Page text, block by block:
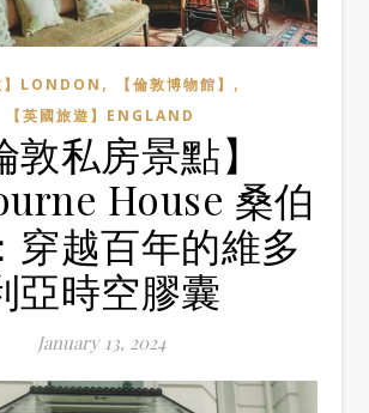
】LONDON , 【倫敦博物館】 ,
【英國旅遊】ENGLAND
敦私房景點】
House 桑伯
穿越百年的維多
亞時空膠囊
January 13, 2024